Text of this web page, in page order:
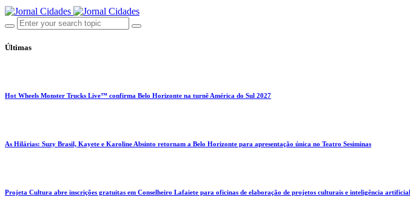
Últimas
Hot Wheels Monster Trucks Live™ confirma Belo Horizonte na turnê América do Sul 2027
As Hilárias: Suzy Brasil, Kayete e Karoline Absinto retornam a Belo Horizonte para apresentação única no Teatro Sesiminas
Projeta Cultura abre inscrições gratuitas em Conselheiro Lafaiete para oficinas de elaboração de projetos culturais e inteligência artificial